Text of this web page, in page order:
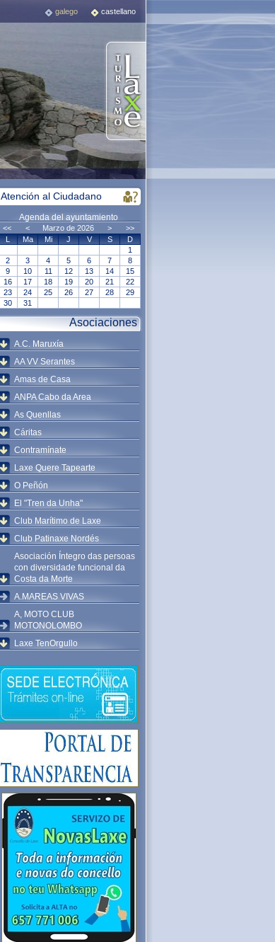
galego castellano
Atención al Ciudadano
Agenda del ayuntamiento
<< < Marzo de 2026 >
>>
L
Ma Mi J V S
D
1
2
3 4 5 6 7
8
9
10 11 12 13 14
15
16
17 18 19 20 21
22
23
24 25 26 27 28
29
30
31
Asociaciones
A.C. Maruxía
AA VV Serantes
Amas de Casa
ANPA Cabo da Area
As Quenllas
Cáritas
Contramínate
Laxe Quere Tapearte
O Peñón
El "Tren da Unha"
Club Marítimo de Laxe
Club Patinaxe Nordés
Asociación Íntegro das persoas
con diversidade funcional da
Costa da Morte
A.MAREAS VIVAS
A, MOTO CLUB
MOTONOLOMBO
Laxe TenOrgullo